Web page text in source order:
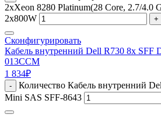
2xXeon 8280 Platinum(28 Core, 2.7/4.0
2x800W
+
Сконфигурировать
Кабель внутренний Dell R730 8x SFF
013CCM
1 834₽
-
Количество Кабель внутренний
Mini SAS SFF-8643